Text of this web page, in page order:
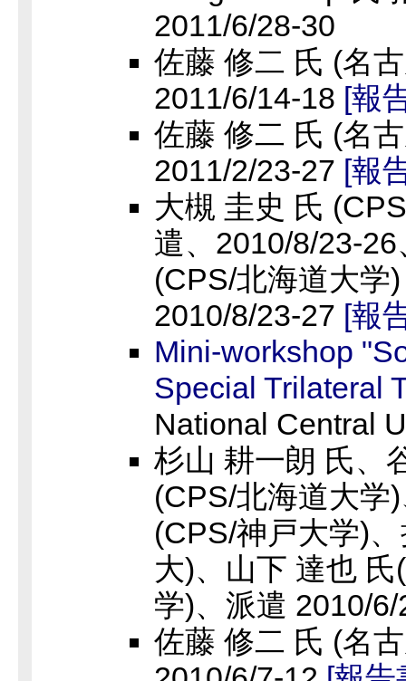
2011/6/28-30
佐藤 修二 氏 (名
2011/6/14-18 [報
佐藤 修二 氏 (名
2011/2/23-27 [報
大槻 圭史 氏
遣、2010/8/23-
(CPS/北海道大学
2010/8/23-27 [報
Mini-workshop
Special Trilateral
National Central
杉山 耕一朗 氏、
(CPS/北海道大学
(CPS/神戸大学)
大)、山下 達也
学)、派遣 2010/
佐藤 修二 氏 (名